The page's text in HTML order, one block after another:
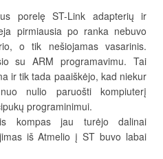
porelę ST-Link adapterių ir
pirmiausia po ranka nebuvo
o tik nešiojamas vasarinis.
su ARM programavimu. Tai
ir tik tada paaiškėjo, kad niekur
nulio paruošti kompiuterį
programinimui.
kompas jau turėjo dalinai
iš Atmelio į ST buvo labai